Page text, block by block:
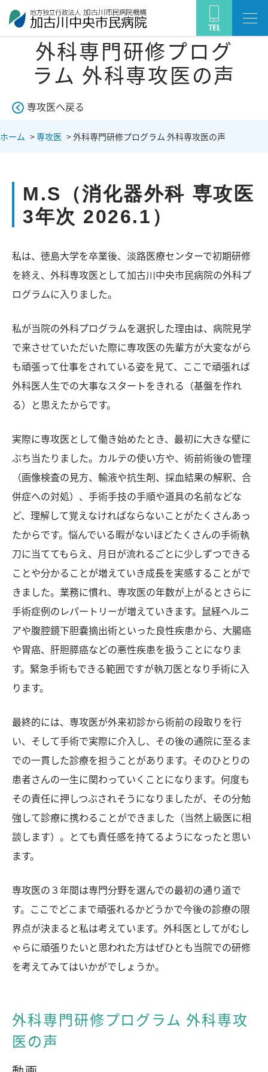
外科専門研修プログ
ラム 外科専攻医の声
専攻医へ戻る
ホーム >専攻医 >外科専門研修プログラム 外科専攻医の声
M.S（消化器外科 専攻医
3年次 2026.1）
私は、徳島大学を卒業後、淡路医療センターで初期研修
を終え、外科専攻医として加古川中央市民病院の外科プ
ログラムに入りました。
私が当院の外科プログラムを選択した理由は、病院見学
で来させていただいた際に専攻医の先輩方が大変ながら
も頑張って仕事をされている姿を見て、ここで頑張れば
外科医人生での大事なスタートをきれる（基盤を作れ
る）と思えたからです。
実際に専攻医として働き始めたとき、最初に大きな壁に
ぶち当たりました。カルテの使い方や、術前術後の管理
（画像検査の見方、輸液や抗生剤、採血結果の解釈、合
併症への対処）、手術手技の手順や道具の名前などな
ど、理解して覚えなければならないことがたくさんあっ
たからです。悩んでいる暇がないほどたくさんの手術執
刀に当ててもらえ、月日が流れるごとに少しずつできる
ことや分かることが増えていき成長を実感することがで
きました。業務に慣れ、専攻医の年数が上がるとさらに
手術症例のレパートリーが増えていきます。鼠経ヘルニ
アや腹腔鏡下胆嚢摘出術といった良性疾患から、大腸癌
や胃癌、肝胆膵癌などの悪性疾患を扱うことになりま
す。緊急手術もできる範囲ですが執刀医となり手術に入
ります。
最終的には、専攻医が外来初診から術前の段取りを行
い、そして手術で実際に介入し、その後の通院に至るま
での一貫した診療を担うことがあります。そのひとりの
患者さんの一生に関わっていくことになります。何度も
その責任に押しつぶされそうになりましたが、その分勉
強して診療に携わることができました（当然上級医に相
談します）。とても責任感を持てるようになったと思い
ます。
専攻医の３年間は専門分野を選んでの最初の通り道で
す。ここでどこまで頑張れるかどうかで今後の診療の限
界点が決まると私は考えています。外科医としてがむし
ゃらに頑張りたいと思われた方はぜひとも当院での研修
を考えてみてはいかがでしょうか。
外科専門研修プログラム 外科専攻
医の声